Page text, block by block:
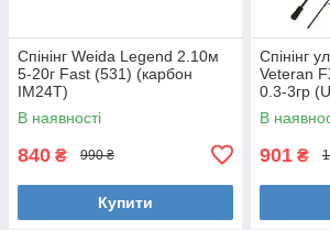
Спінінг Weida Legend 2.10м
5-20г Fast (531) (карбон
IM24T)
В наявності
840 ₴ 990 ₴
Купити
Спінінг
Veteran
0.3-3гр
185) для
В
901 ₴